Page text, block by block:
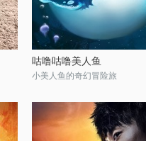
咕噜咕噜美人鱼
小美人鱼的奇幻冒险旅